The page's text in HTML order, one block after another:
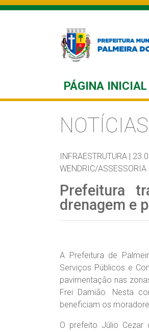
PÁGINA INICIAL
NOTÍCIAS
INFRAESTRUTURA |
WENDRIC/ASSESSORIA
Prefeitura
drenagem e
A Prefeitura de
Serviços Públicos e
pavimentação nas
Frei Damião. Nesta
beneficiam os
O prefeito Júlio Cezar